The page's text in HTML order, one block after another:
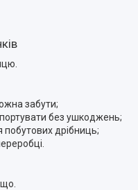
забути;
без ушкоджень;
дрібниць;